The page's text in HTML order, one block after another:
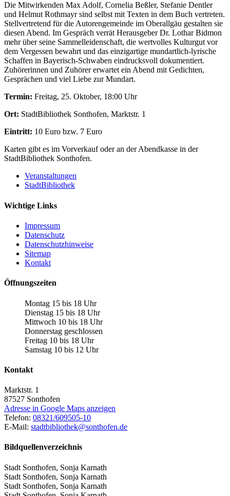
Die Mitwirkenden Max Adolf, Cornelia Beßler, Stefanie Dentler
und Helmut Rothmayr sind selbst mit Texten in dem Buch vertreten.
Stellvertretend für die Autorengemeinde im Oberallgäu gestalten sie
diesen Abend. Im Gespräch verrät Herausgeber Dr. Lothar Bidmon
mehr über seine Sammelleidenschaft, die wertvolles Kulturgut vor
dem Vergessen bewahrt und das einzigartige mundartlich-lyrische
Schaffen in Bayerisch-Schwaben eindrucksvoll dokumentiert.
Zuhörerinnen und Zuhörer erwartet ein Abend mit Gedichten,
Gesprächen und viel Liebe zur Mundart.
Termin: Freitag, 25. Oktober, 18:00 Uhr
Ort: StadtBibliothek Sonthofen, Marktstr. 1
Eintritt: 10 Euro bzw. 7 Euro
Karten gibt es im Vorverkauf oder an der Abendkasse in der
StadtBibliothek Sonthofen.
Veranstaltungen
StadtBibliothek
Wichtige Links
Impressum
Datenschutz
Datenschutzhinweise
Sitemap
Kontakt
Öffnungszeiten
Montag 15 bis 18 Uhr
Dienstag 15 bis 18 Uhr
Mittwoch 10 bis 18 Uhr
Donnerstag geschlossen
Freitag 10 bis 18 Uhr
Samstag 10 bis 12 Uhr
Kontakt
Marktstr. 1
87527 Sonthofen
Adresse in Google Maps anzeigen
Telefon: 08321/609505-10
E-Mail: stadtbibliothek@sonthofen.de
Bildquellenverzeichnis
Stadt Sonthofen, Sonja Karnath
Stadt Sonthofen, Sonja Karnath
Stadt Sonthofen, Sonja Karnath